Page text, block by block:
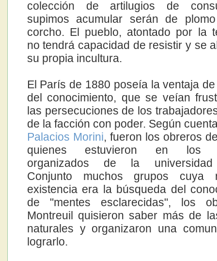
colección de artilugios de
supimos acumular serán de
corcho. El pueblo, atontado por la
no tendrá capacidad de resistir y se
su propia incultura.
El París de 1880 poseía la ventaja
del conocimiento, que se veían
las persecuciones de los
de la facción con poder. Según
Palacios Morini, fueron los obreros
quienes estuvieron en los
organizados de la universidad
Conjunto muchos grupos cuya
existencia era la búsqueda del
de "mentes esclarecidas", los
Montreuil quisieron saber más de
naturales y organizaron una
lograrlo.